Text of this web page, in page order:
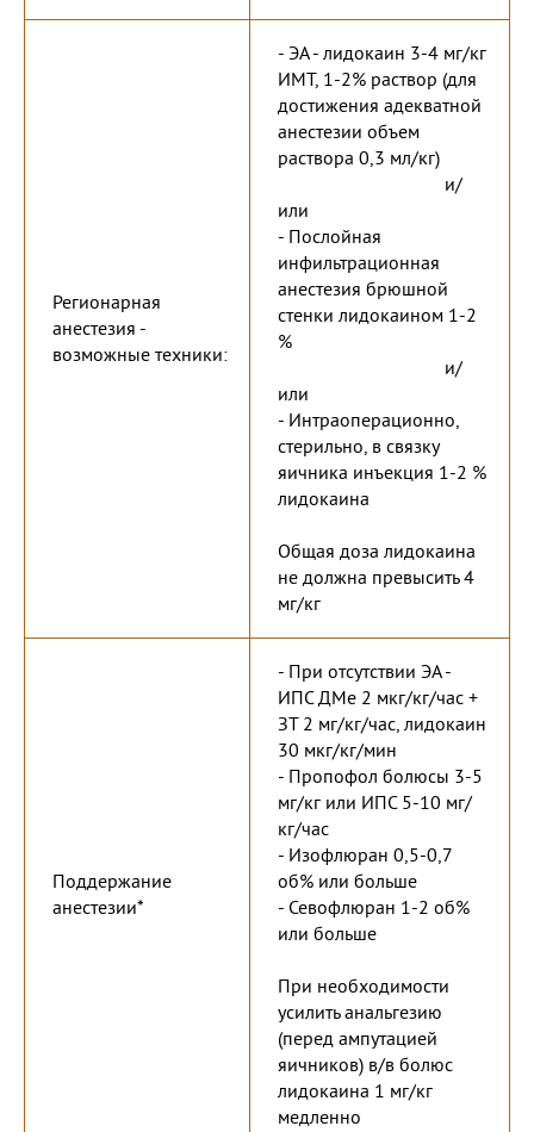
Регионарная
анестезия -
возможные техники:
- ЭА - лидокаин 3-4 мг/кг
ИМТ, 1-2% раствор (для
достижения адекватной
анестезии объем
раствора 0,3 мл/кг)
и/
или
- Послойная
инфильтрационная
анестезия брюшной
стенки лидокаином 1-2
%
и/
или
- Интраоперационно,
стерильно, в связку
яичника инъекция 1-2 %
лидокаина
Общая доза лидокаина
не должна превысить 4
мг/кг
Поддержание
анестезии*
- При отсутствии ЭА -
ИПС ДМе 2 мкг/кг/час +
ЗТ 2 мг/кг/час, лидокаин
30 мкг/кг/мин
- Пропофол болюсы 3-5
мг/кг или ИПС 5-10 мг/
кг/час
- Изофлюран 0,5-0,7
об% или больше
- Севофлюран 1-2 об%
или больше
При необходимости
усилить анальгезию
(перед ампутацией
яичников) в/в болюс
лидокаина 1 мг/кг
медленно